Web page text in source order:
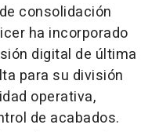
consolidación
ha incorporado
digital de última
para su división
operativa,
de acabados.